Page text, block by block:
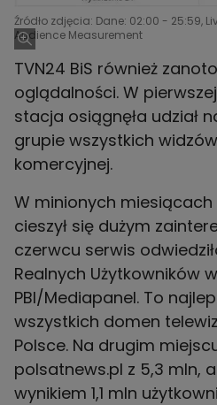
Źródło zdjęcia: Dane: 02:00 - 25:59,
Audience Measurement
TVN24 BiS również
oglądalności. W
stacja osiągnęła udział
grupie wszystkich
komercyjnej.
W minionych
cieszył się dużym
czerwcu serwis
Realnych Użytkowników
PBI/Mediapanel. To
wszystkich domen
Polsce. Na drugim
polsatnews.pl z 5,3 mln,
wynikiem 1,1 mln